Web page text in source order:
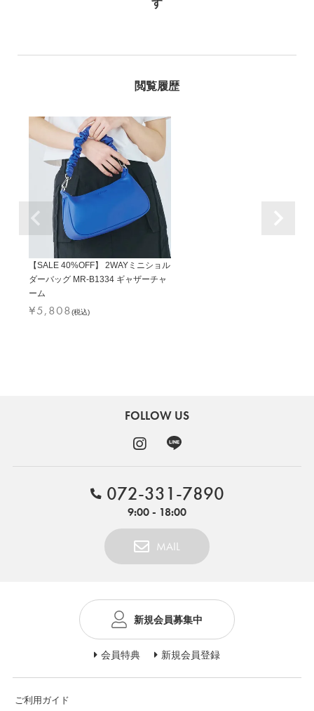
【SALE 40%OFF】 2WAYミニショル
ダーバッグ MR-B1334 ギャザーチャ
ーム
¥5,808(税込)
FOLLOW US
MAIL
072-331-7890
9:00 - 18:00
新規会員募集中
会員特典 新規会員登録
ご利用ガイド